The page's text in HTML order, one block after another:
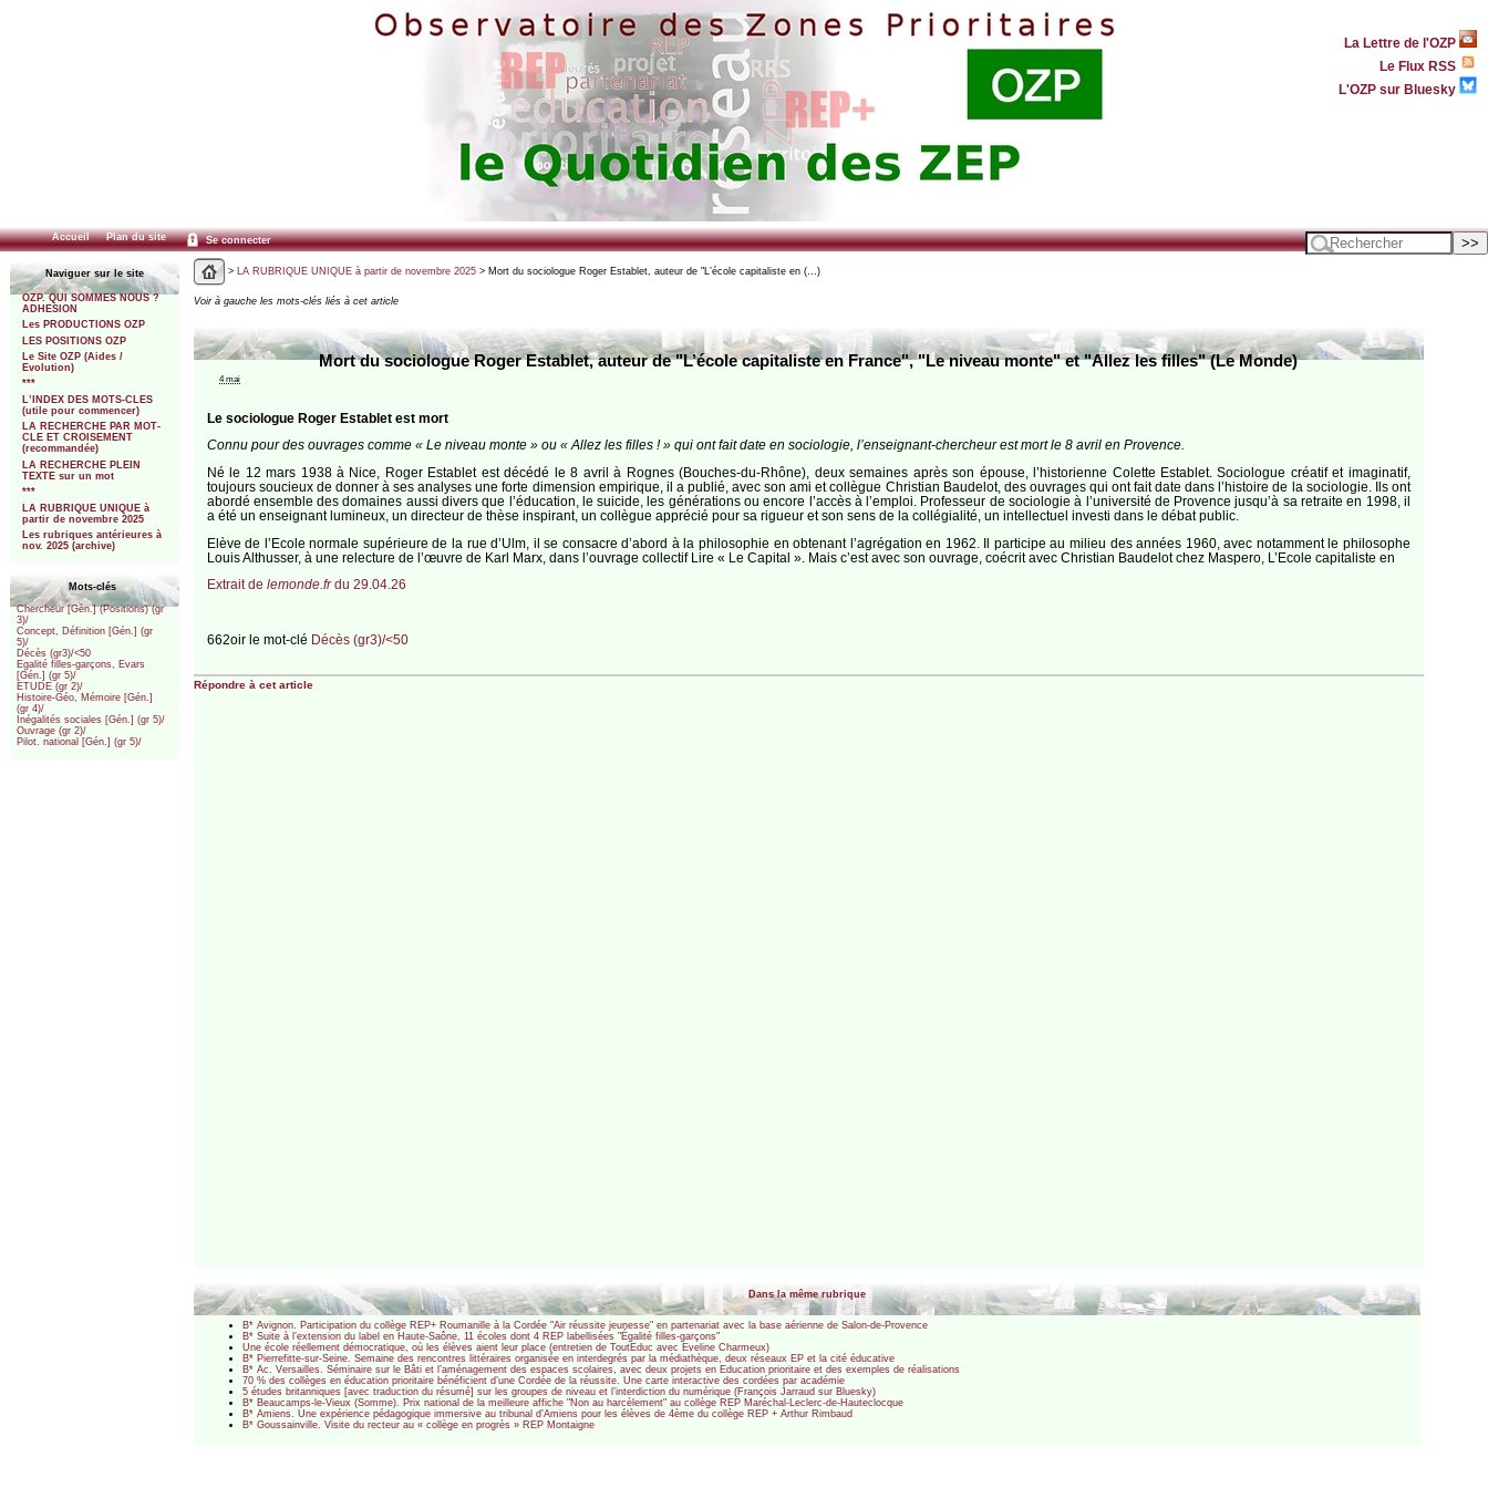
La Lettre de l'OZP
Le Flux RSS
L'OZP sur Bluesky
Accueil Plan du site Se connecter
Naviguer sur le site
OZP. QUI SOMMES NOUS ?
ADHESION
Les PRODUCTIONS OZP
LES POSITIONS OZP
Le Site OZP (Aides /
Evolution)
***
L’INDEX DES MOTS-CLES
(utile pour commencer)
LA RECHERCHE PAR MOT-
CLE ET CROISEMENT
(recommandée)
LA RECHERCHE PLEIN
TEXTE sur un mot
***
LA RUBRIQUE UNIQUE à
partir de novembre 2025
Les rubriques antérieures à
nov. 2025 (archive)
Mots-clés
Chercheur [Gén.] (Positions) (gr
3)/
Concept, Définition [Gén.] (gr
5)/
Décès (gr3)/<50
Egalité filles-garçons, Evars
[Gén.] (gr 5)/
ETUDE (gr 2)/
Histoire-Géo, Mémoire [Gén.]
(gr 4)/
Inégalités sociales [Gén.] (gr 5)/
Ouvrage (gr 2)/
Pilot. national [Gén.] (gr 5)/
> LA RUBRIQUE UNIQUE à partir de novembre 2025> Mort du sociologue Roger Establet, auteur de "L’école capitaliste en (…)
Voir à gauche les mots-clés liés à cet article
Mort du sociologue Roger Establet, auteur de "L’école capitaliste en France", "Le niveau monte" et "Allez les filles" (Le Monde)
4 mai
Le sociologue Roger Establet est mort
Connu pour des ouvrages comme « Le niveau monte » ou « Allez les filles ! » qui ont fait date en sociologie, l’enseignant-chercheur est mort le 8 avril en Provence.
Né le 12 mars 1938 à Nice, Roger Establet est décédé le 8 avril à Rognes (Bouches-du-Rhône), deux semaines après son épouse, l’historienne Colette Establet. Sociologue créatif et imaginatif,
toujours soucieux de donner à ses analyses une forte dimension empirique, il a publié, avec son ami et collègue Christian Baudelot, des ouvrages qui ont fait date dans l’histoire de la sociologie. Ils ont
abordé ensemble des domaines aussi divers que l’éducation, le suicide, les générations ou encore l’accès à l’emploi. Professeur de sociologie à l’université de Provence jusqu’à sa retraite en 1998, il
a été un enseignant lumineux, un directeur de thèse inspirant, un collègue apprécié pour sa rigueur et son sens de la collégialité, un intellectuel investi dans le débat public.
Elève de l’Ecole normale supérieure de la rue d’Ulm, il se consacre d’abord à la philosophie en obtenant l’agrégation en 1962. Il participe au milieu des années 1960, avec notamment le philosophe
Louis Althusser, à une relecture de l’œuvre de Karl Marx, dans l’ouvrage collectif Lire « Le Capital ». Mais c’est avec son ouvrage, coécrit avec Christian Baudelot chez Maspero, L’Ecole capitaliste en
Extrait de lemonde.frdu 29.04.26
662oir le mot-clé Décès (gr3)/<50
Répondre à cet article
Dans la même rubrique
B* Avignon. Participation du collège REP+ Roumanille à la Cordée "Air réussite jeunesse" en partenariat avec la base aérienne de Salon-de-Provence
B* Suite à l’extension du label en Haute-Saône, 11 écoles dont 4 REP labellisées "Égalité filles-garçons"
Une école réellement démocratique, où les élèves aient leur place (entretien de ToutEduc avec Eveline Charmeux)
B* Pierrefitte-sur-Seine. Semaine des rencontres littéraires organisée en interdegrés par la médiathèque, deux réseaux EP et la cité éducative
B* Ac. Versailles. Séminaire sur le Bâti et l’aménagement des espaces scolaires, avec deux projets en Education prioritaire et des exemples de réalisations
70 % des collèges en éducation prioritaire bénéficient d’une Cordée de la réussite. Une carte interactive des cordées par académie
5 études britanniques [avec traduction du résumé] sur les groupes de niveau et l’interdiction du numérique (François Jarraud sur Bluesky)
B* Beaucamps-le-Vieux (Somme). Prix national de la meilleure affiche "Non au harcèlement" au collège REP Maréchal-Leclerc-de-Hauteclocque
B* Amiens. Une expérience pédagogique immersive au tribunal d’Amiens pour les élèves de 4ème du collège REP + Arthur Rimbaud
B* Goussainville. Visite du recteur au « collège en progrès » REP Montaigne